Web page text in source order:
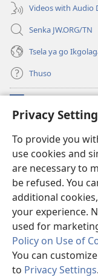
Privacy
To provide you
use cookies and
are necessary to
be refused. You
additional
your experience.
used for
Policy on Use of
You can
to Privacy Settings.
Videos with Audio
Senka JW.ORG/TN
Tsela ya go
Thuso
(e
bula
nngwe)
LAEBORARI YA
(e
bula
tsebe
e
nngwe)
JW Hub
(e
bula
tsebe
e
nngwe)
App ya JW Library
Copyright© 2026 Watch
MELAWANA YA TIRISO